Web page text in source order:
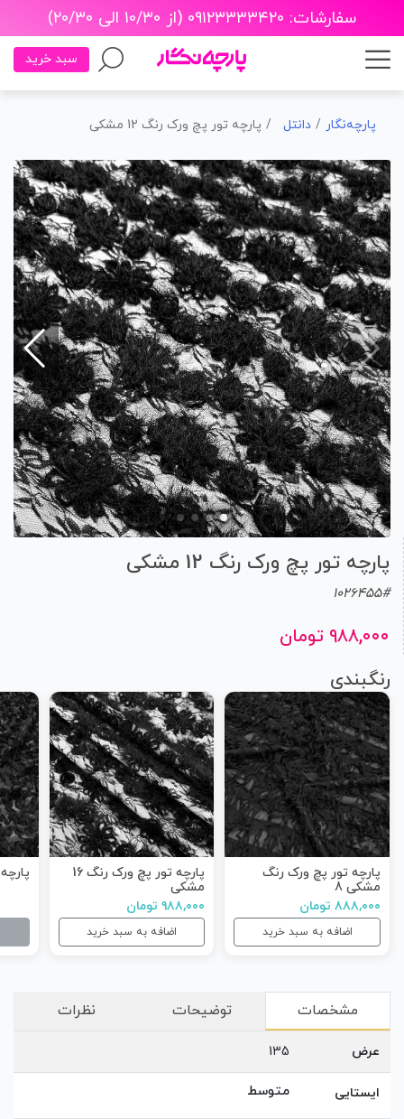
سفارشات: ۰۹۱۲۳۳۳۳۴۲۰ (از ۱۰/۳۰ الی ۲۰/۳۰)
سبد خرید
پارچه‌نگار دانتل پارچه تور پچ ورک رنگ 12 مشکی
پارچه تور پچ ورک رنگ 12 مشکی
1026455#
۹۸۸,۰۰۰ تومان
رنگبندی
پارچه تور پچ ورک رنگ
مشکی 8
۸۸۸,۰۰۰ تومان
اضافه به سبد خرید
پارچه تور پچ ورک رنگ 16
مشکی
۹۸۸,۰۰۰ تومان
اضافه به سبد خرید
مشخصات توضیحات نظرات
عرض 135
ایستایی متوسط